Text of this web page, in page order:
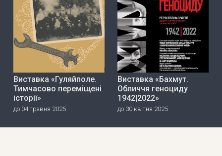
Виставка «Гуляйполе.
Тимчасово переміщені
історії»
до 04 травня 2025
Виставка «Бахмут.
Обличчя геноциду
1942|2022»
до 30 квітня 2025